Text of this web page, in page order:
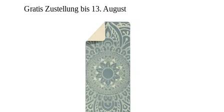
Gratis Zustellung bis 13. August